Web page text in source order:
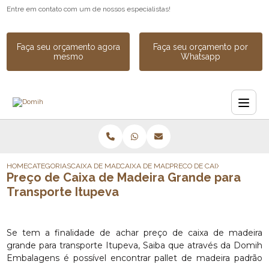
Entre em contato com um de nossos especialistas!
Faça seu orçamento agora
mesmo
Faça seu orçamento por
Whatsapp
HOMECATEGORIASCAIXA DE MADEIRACAIXA DE MADEIRA PARA EXPORTACAO
PRECO DE CAIXA DE
Preço de Caixa de Madeira Grande para
Transporte Itupeva
Se tem a finalidade de achar preço de caixa de madeira
grande para transporte Itupeva, Saiba que através da Domih
Embalagens é possível encontrar pallet de madeira padrão